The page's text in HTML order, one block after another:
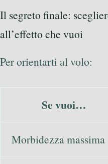
Il segreto finale:
all’effetto che vuoi
Per orientarti al volo:
Se vuoi…
Morbidezza massima